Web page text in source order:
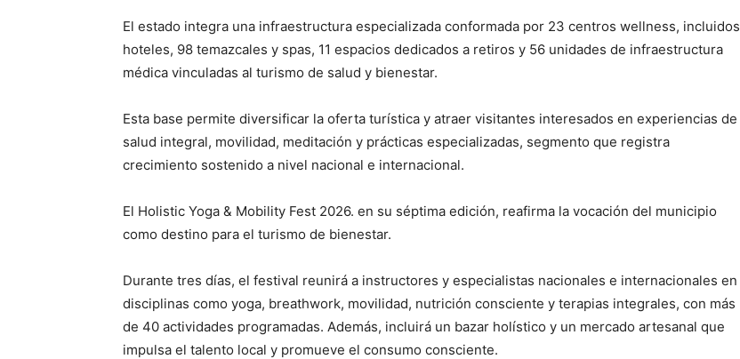
El estado integra una infraestructura especializada conformada por 23 centros wellness, incluidos
hoteles, 98 temazcales y spas, 11 espacios dedicados a retiros y 56 unidades de infraestructura
médica vinculadas al turismo de salud y bienestar.
Esta base permite diversificar la oferta turística y atraer visitantes interesados en experiencias de
salud integral, movilidad, meditación y prácticas especializadas, segmento que registra
crecimiento sostenido a nivel nacional e internacional.
El Holistic Yoga & Mobility Fest 2026. en su séptima edición, reafirma la vocación del municipio
como destino para el turismo de bienestar.
Durante tres días, el festival reunirá a instructores y especialistas nacionales e internacionales en
disciplinas como yoga, breathwork, movilidad, nutrición consciente y terapias integrales, con más
de 40 actividades programadas. Además, incluirá un bazar holístico y un mercado artesanal que
impulsa el talento local y promueve el consumo consciente.